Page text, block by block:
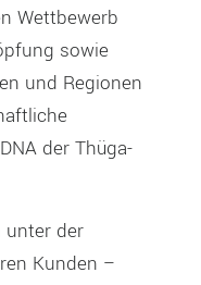
Wettbewerb
sowie
und Regionen
der Thüga-
unter der
Kunden –